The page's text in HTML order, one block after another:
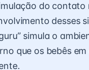
do contato
desses
simula o
que os bebês